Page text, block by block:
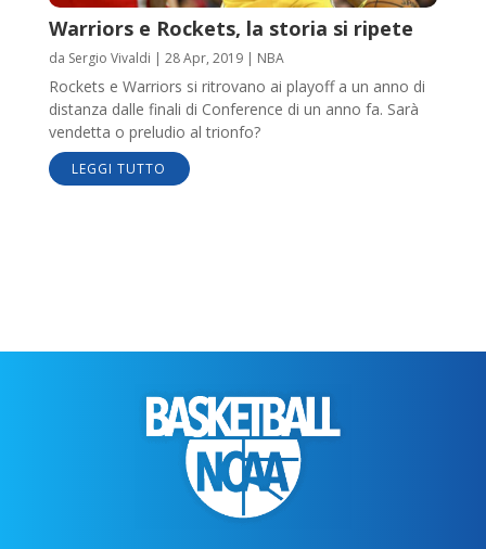
Warriors e Rockets, la storia si ripete
da Sergio Vivaldi | 28 Apr, 2019| NBA
Rockets e Warriors si ritrovano ai playoff a un anno di
distanza dalle finali di Conference di un anno fa. Sarà
vendetta o preludio al trionfo?
LEGGI TUTTO